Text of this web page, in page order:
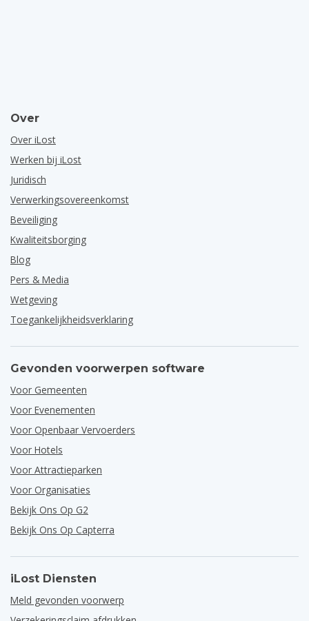
Over
Over iLost
Werken bij iLost
Juridisch
Verwerkingsovereenkomst
Beveiliging
Kwaliteitsborging
Blog
Pers & Media
Wetgeving
Toegankelijkheidsverklaring
Gevonden voorwerpen software
Voor Gemeenten
Voor Evenementen
Voor Openbaar Vervoerders
Voor Hotels
Voor Attractieparken
Voor Organisaties
Bekijk Ons Op G2
Bekijk Ons Op Capterra
iLost Diensten
Meld gevonden voorwerp